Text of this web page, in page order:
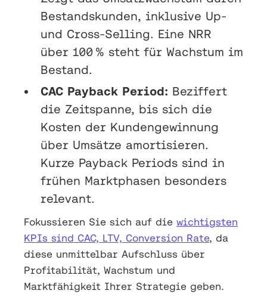
Bestandskunden, inklusive Up-
und Cross-Selling. Eine NRR
über 100 % steht für Wachstum im
Bestand.
CAC Payback Period: Beziffert
die Zeitspanne, bis sich die
Kosten der Kundengewinnung
über Umsätze amortisieren.
Kurze Payback Periods sind in
frühen Marktphasen besonders
relevant.
Fokussieren Sie sich auf die wichtigsten
KPIs sind CAC, LTV, Conversion Rate, da
diese unmittelbar Aufschluss über
Profitabilität, Wachstum und
Marktfähigkeit Ihrer Strategie geben.